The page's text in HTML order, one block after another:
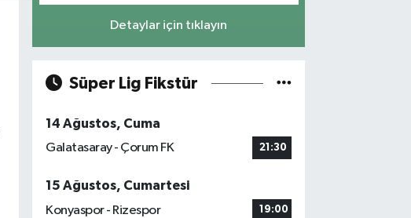
Detaylar için tıklayın
Süper Lig Fikstür
14 Ağustos, Cuma
Galatasaray - Çorum FK
21:30
15 Ağustos, Cumartesi
Konyaspor - Rizespor
19:00